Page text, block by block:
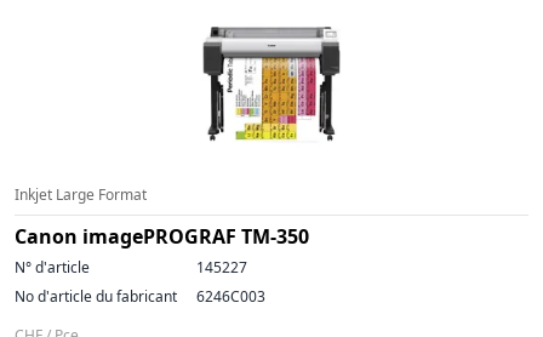
Inkjet Large Format
Canon imagePROGRAF TM-350
N° d'article
145227
No d'article du fabricant
6246C003